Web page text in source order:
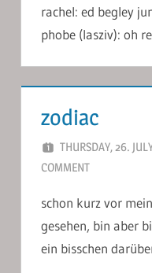
rachel: ed begley
phobe (lasziv): oh
zodiac
THURSDAY, 26.
COMMENT
schon kurz vor
gesehen, bin aber
ein bisschen